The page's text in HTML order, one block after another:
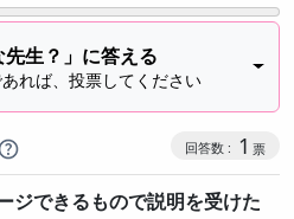
先生？」に答える
れば、投票してください
1
ジできるもので説明を受けた